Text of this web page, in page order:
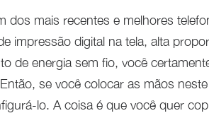
dos mais recentes e melhores
impressão digital na tela, alta
de energia sem fio, você
se você colocar as mãos
lo. A coisa é que você quer